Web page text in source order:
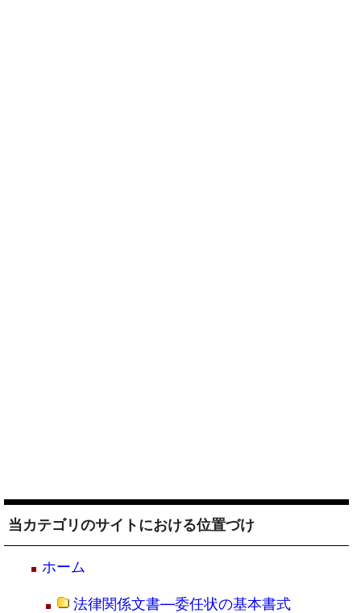
当カテゴリのサイトにおける位置づけ
ホーム
法律関係文書―委任状の基本書式